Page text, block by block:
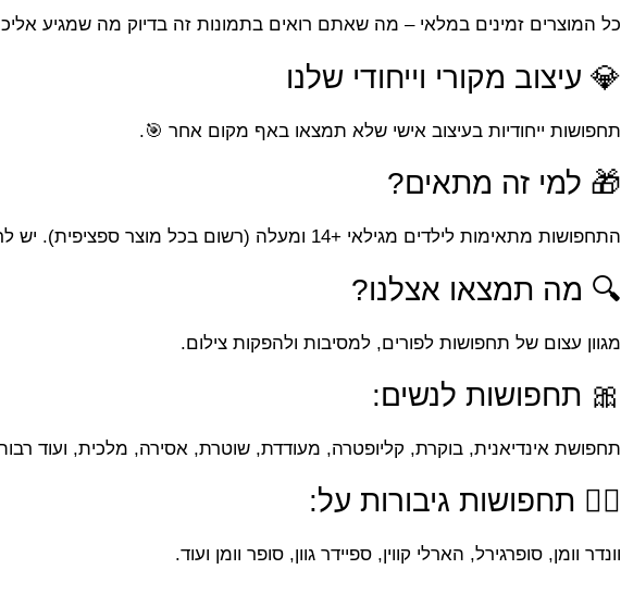
כל המוצרים זמינים במלאי – מה שאתם רואים בתמונות זה בדיוק מה שמגיע
💎 עיצוב מקורי וייחודי שלנו
תחפושות ייחודיות בעיצוב אישי שלא תמצאו באף מקום אחר 🎯.
🎁 למי זה מתאים?
התחפושות מתאימות לילדים מגילאי +14 ומעלה (רשום בכל מוצר ספציפית). יש לראות את טווח המידות בעמוד מוצר.
🔍 מה תמצאו אצלנו?
מגוון עצום של תחפושות לפורים, למסיבות ולהפקות צילום.
🎀 תחפושות לנשים:
תחפושת אינדיאנית, בוקרת, קליופטרה, מעודדת, שוטרת, אסירה, מלכית, ועוד
🤸‍♀️ תחפושות גיבורות על:
וונדר וומן, סופרגירל, הארלי קווין, ספיידר גוון, סופר וומן ועוד.